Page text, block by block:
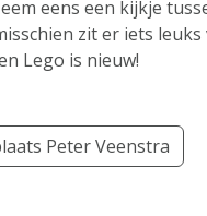
eens een kijkje
zit er iets
Lego is nieuw!
Peter Veenstra